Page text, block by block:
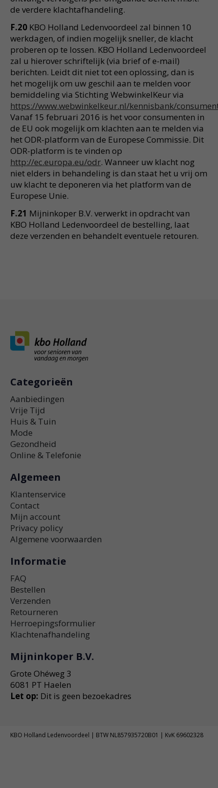
de verdere klachtafhandeling.
F.20 KBO Holland Ledenvoordeel zal binnen 10
werkdagen, of indien mogelijk sneller, de klacht
proberen op te lossen. KBO Holland Ledenvoordeel
zal u hierover schriftelijk (via brief of e-mail)
berichten. Leidt dit niet tot een oplossing, dan is
het mogelijk om uw geschil aan te melden voor
bemiddeling via Stichting WebwinkelKeur via
https://www.webwinkelkeur.nl/kennisbank/
Vanaf 15 februari 2016 is het voor consumenten in
de EU ook mogelijk om klachten aan te melden via
het ODR-platform van de Europese Commissie. Dit
ODR-platform is te vinden op
http://ec.europa.eu/odr. Wanneer uw klacht nog
niet elders in behandeling is dan staat het u vrij om
uw klacht te deponeren via het platform van de
Europese Unie.
F.21 Mijninkoper B.V. verwerkt in opdracht van
KBO Holland Ledenvoordeel de bestelling, laat
deze verzenden en behandelt eventuele retouren.
Categorieën
Aanbiedingen
Vrije Tijd
Huis & Tuin
Mode
Gezondheid
Online & Telefonie
Algemeen
Klantenservice
Contact
Mijn account
Privacy policy
Algemene voorwaarden
Informatie
FAQ
Bestellen
Verzenden
Retourneren
Herroepingsformulier
Klachtenafhandeling
Mijninkoper B.V.
Grote Ohéweg 3
6081 PT Haelen
Let op: Dit is geen bezoekadres
KBO Holland Ledenvoordeel | BTW NL857935720B01 | KvK 69602328